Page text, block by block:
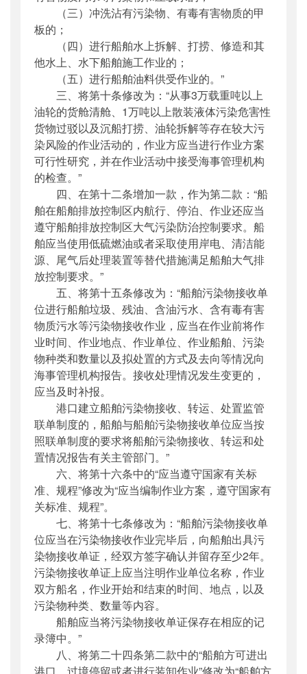
（三）冲洗沾有污染物、有毒有害物质的甲
板的；
（四）进行船舶水上拆解、打捞、修造和其
他水上、水下船舶施工作业的；
（五）进行船舶油料供受作业的。”
三、将第十条修改为：“从事3万载重吨以上
油轮的货舱清舱、1万吨以上散装液体污染危害性
货物过驳以及沉船打捞、油轮拆解等存在较大污
染风险的作业活动的，作业方应当进行作业方案
可行性研究，并在作业活动中接受海事管理机构
的检查。”
四、在第十二条增加一款，作为第二款：“船
舶在船舶排放控制区内航行、停泊、作业还应当
遵守船舶排放控制区大气污染防治控制要求。船
舶应当使用低硫燃油或者采取使用岸电、清洁能
源、尾气后处理装置等替代措施满足船舶大气排
放控制要求。”
五、将第十五条修改为：“船舶污染物接收单
位进行船舶垃圾、残油、含油污水、含有毒有害
物质污水等污染物接收作业，应当在作业前将作
业时间、作业地点、作业单位、作业船舶、污染
物种类和数量以及拟处置的方式及去向等情况向
海事管理机构报告。接收处理情况发生变更的，
应当及时补报。
港口建立船舶污染物接收、转运、处置监管
联单制度的，船舶与船舶污染物接收单位应当按
照联单制度的要求将船舶污染物接收、转运和处
置情况报告有关主管部门。”
六、将第十六条中的“应当遵守国家有关标
准、规程”修改为“应当编制作业方案，遵守国家有
关标准、规程”。
七、将第十七条修改为：“船舶污染物接收单
位应当在污染物接收作业完毕后，向船舶出具污
染物接收单证，经双方签字确认并留存至少2年。
污染物接收单证上应当注明作业单位名称，作业
双方船名，作业开始和结束的时间、地点，以及
污染物种类、数量等内容。
船舶应当将污染物接收单证保存在相应的记
录簿中。”
八、将第二十四条第二款中的“船舶方可进出